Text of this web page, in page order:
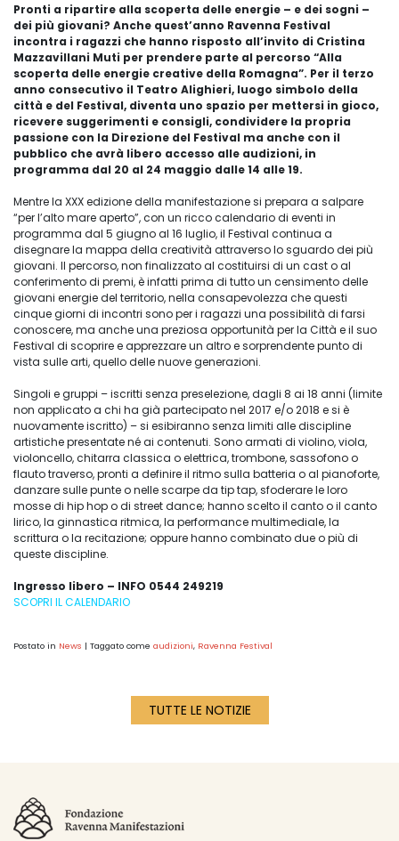
Pronti a ripartire alla scoperta delle energie – e dei sogni –
dei più giovani? Anche quest’anno Ravenna Festival
incontra i ragazzi che hanno risposto all’invito di Cristina
Mazzavillani Muti per prendere parte al percorso “Alla
scoperta delle energie creative della Romagna”. Per il terzo
anno consecutivo il Teatro Alighieri, luogo simbolo della
città e del Festival, diventa uno spazio per mettersi in gioco,
ricevere suggerimenti e consigli, condividere la propria
passione con la Direzione del Festival ma anche con il
pubblico che avrà libero accesso alle audizioni, in
programma dal 20 al 24 maggio dalle 14 alle 19.
Mentre la XXX edizione della manifestazione si prepara a salpare
“per l’alto mare aperto”, con un ricco calendario di eventi in
programma dal 5 giugno al 16 luglio, il Festival continua a
disegnare la mappa della creatività attraverso lo sguardo dei più
giovani. Il percorso, non finalizzato al costituirsi di un cast o al
conferimento di premi, è infatti prima di tutto un censimento delle
giovani energie del territorio, nella consapevolezza che questi
cinque giorni di incontri sono per i ragazzi una possibilità di farsi
conoscere, ma anche una preziosa opportunità per la Città e il suo
Festival di scoprire e apprezzare un altro e sorprendente punto di
vista sulle arti, quello delle nuove generazioni.
Singoli e gruppi – iscritti senza preselezione, dagli 8 ai 18 anni (limite
non applicato a chi ha già partecipato nel 2017 e/o 2018 e si è
nuovamente iscritto) – si esibiranno senza limiti alle discipline
artistiche presentate né ai contenuti. Sono armati di violino, viola,
violoncello, chitarra classica o elettrica, trombone, sassofono o
flauto traverso, pronti a definire il ritmo sulla batteria o al pianoforte,
danzare sulle punte o nelle scarpe da tip tap, sfoderare le loro
mosse di hip hop o di street dance; hanno scelto il canto o il canto
lirico, la ginnastica ritmica, la performance multimediale, la
scrittura o la recitazione; oppure hanno combinato due o più di
queste discipline.
Ingresso libero – INFO 0544 249219
SCOPRI IL CALENDARIO
Postato in News | Taggato come audizioni, Ravenna Festival
TUTTE LE NOTIZIE